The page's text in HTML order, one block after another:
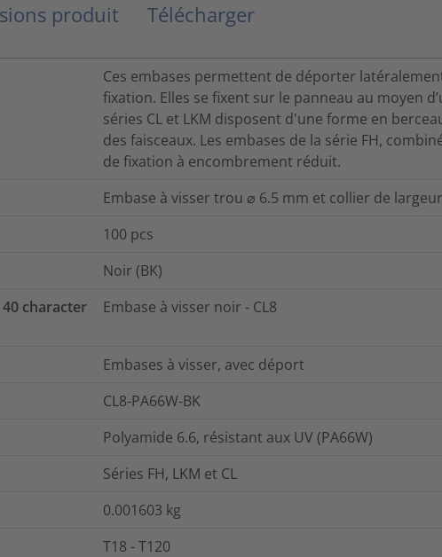
produit Télécharger
Ces embases permettent de déporter
fixation. Elles se fixent sur le panneau au moyen
séries CL et LKM disposent d'une forme en
des faisceaux. Les embases de la série FH,
de fixation à encombrement réduit.
Embase à visser trou ⌀ 6.5 mm et collier de
100 pcs
Noir (BK)
character
Embase à visser noir - CL8
Embases à visser, avec déport
CL8-PA66W-BK
Polyamide 6.6, résistant aux UV (PA66W)
Séries FH, LKM et CL
0.001603 kg
T18 - T120